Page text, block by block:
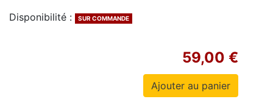
Disponibilité : SUR COMMANDE
59,00 €